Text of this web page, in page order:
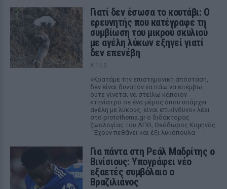
Γιατί δεν έσωσα το κουτάβι: Ο
ερευνητής που κατέγραφε τη
συμβίωση του μικρού σκυλιού
με αγέλη λύκων εξηγεί γιατί
δεν επενέβη
ΧΤΕΣ
«Κρατάμε την επιστημονική απόσταση,
δεν είναι δυνατόν να πάω να επέμβω,
ούτε γίνεται να στείλω κάποιον
κτηνίατρο σε ένα μέρος όπου υπάρχει
αγέλη με λύκους, είναι επικίνδυνο» λέει
στο protothema.gr ο διδάκτορας
ζωολογίας του ΑΠΘ, Θεόδωρος Κομηνός
- Έχουν πεθάνει και έξι λυκόπουλα
Για πάντα στη Ρεάλ Μαδρίτης ο
Βινίσιους: Υπογράφει νέο
εξαετές συμβόλαιο ο
Βραζιλιάνος